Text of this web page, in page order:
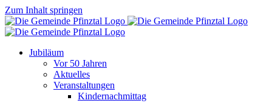
Zum Inhalt springen
Jubiläum
Vor 50 Jahren
Aktuelles
Veranstaltungen
Kindernachmittag